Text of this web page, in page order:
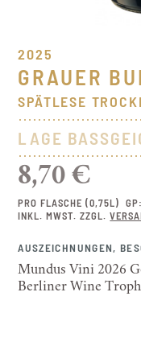
2025
GRAUER
SPÄTLESE
LAGE
8,70 €
PRO FLASCHE (0,75L)
INKL. MWST. ZZGL.
AUSZEICHNUNGEN,
Mundus Vini 2026
Berliner Wine